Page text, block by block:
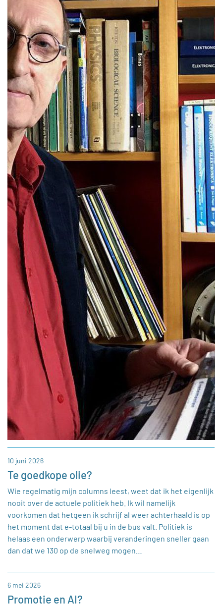
10 juni 2026
Te goedkope olie?
Wie regelmatig mijn columns leest, weet dat ik het eigenlijk
nooit over de actuele politiek heb. Ik wil namelijk
voorkomen dat hetgeen ik schrijf al weer achterhaald is op
het moment dat e-totaal bij u in de bus valt. Politiek is
helaas een onderwerp waarbij veranderingen sneller gaan
dan dat we 130 op de snelweg mogen…
6 mei 2026
Promotie en AI?